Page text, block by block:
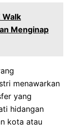
Walk
Menginap
menawarkan
yang
hidangan
kota atau